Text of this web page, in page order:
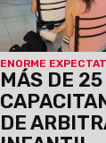
ENORME
MÁS DE
DE
Gauchito Gil.
podrán